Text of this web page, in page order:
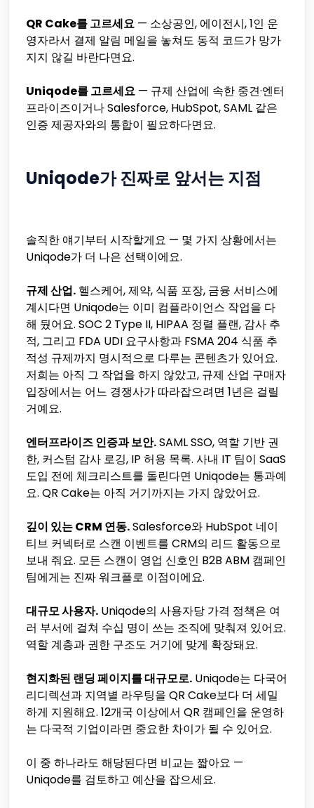
QR Cake를 고르세요 — 소상공인, 에이전시, 1인 운
영자라서 결제 알림 메일을 놓쳐도 동적 코드가 망가
지지 않길 바란다면요.
Uniqode를 고르세요 — 규제 산업에 속한 중견·엔터
프라이즈이거나 Salesforce, HubSpot, SAML 같은
인증 제공자와의 통합이 필요하다면요.
Uniqode가 진짜로 앞서는 지점
솔직한 얘기부터 시작할게요 — 몇 가지 상황에서는
Uniqode가 더 나은 선택이에요.
규제 산업. 헬스케어, 제약, 식품 포장, 금융 서비스에
계시다면 Uniqode는 이미 컴플라이언스 작업을 다
해 뒀어요. SOC 2 Type II, HIPAA 정렬 플랜, 감사 추
적, 그리고 FDA UDI 요구사항과 FSMA 204 식품 추
적성 규제까지 명시적으로 다루는 콘텐츠가 있어요.
저희는 아직 그 작업을 하지 않았고, 규제 산업 구매자
입장에서는 어느 경쟁사가 따라잡으려면 1년은 걸릴
거예요.
엔터프라이즈 인증과 보안.SAML SSO, 역할 기반 권
한, 커스텀 감사 로깅, IP 허용 목록. 사내 IT 팀이 SaaS
도입 전에 체크리스트를 돌린다면 Uniqode는 통과예
요. QR Cake는 아직 거기까지는 가지 않았어요.
깊이 있는 CRM 연동.Salesforce와 HubSpot 네이
티브 커넥터로 스캔 이벤트를 CRM의 리드 활동으로
보내 줘요. 모든 스캔이 영업 신호인 B2B ABM 캠페인
팀에게는 진짜 워크플로 이점이에요.
대규모 사용자. Uniqode의 사용자당 가격 정책은 여
러 부서에 걸쳐 수십 명이 쓰는 조직에 맞춰져 있어요.
역할 계층과 권한 구조도 거기에 맞게 확장돼요.
현지화된 랜딩 페이지를 대규모로. Uniqode는 다국어
리디렉션과 지역별 라우팅을 QR Cake보다 더 세밀
하게 지원해요. 12개국 이상에서 QR 캠페인을 운영하
는 다국적 기업이라면 중요한 차이가 될 수 있어요.
이 중 하나라도 해당된다면 비교는 짧아요 —
Uniqode를 검토하고 예산을 잡으세요.